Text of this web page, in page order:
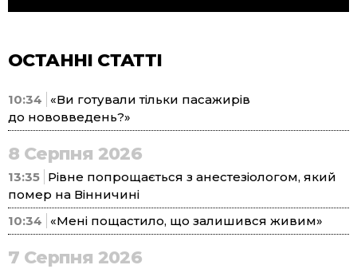
ОСТАННІ СТАТТІ
10:34
«Ви готували тільки пасажирів
до нововведень?»
8 Серпня 2026
13:35 Рівне попрощається з анестезіологом, який
помер на Вінничині
10:34
«Мені пощастило, що залишився живим»
7 Серпня 2026